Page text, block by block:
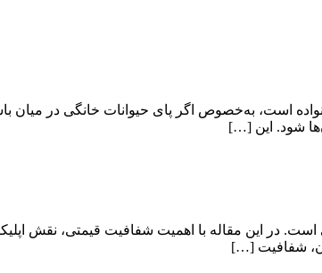
است، به‌خصوص اگر پای حیوانات خانگی در میان
شود. این […]
در این مقاله با اهمیت شفافیت قیمتی، نقش
شفافیت […]